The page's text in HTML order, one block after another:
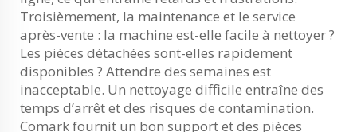
Troisièmement, la maintenance et le service
après-vente : la machine est-elle facile à nettoyer ?
Les pièces détachées sont-elles rapidement
disponibles ? Attendre des semaines est
inacceptable. Un nettoyage difficile entraîne des
temps d’arrêt et des risques de contamination.
Comark fournit un bon support et des pièces